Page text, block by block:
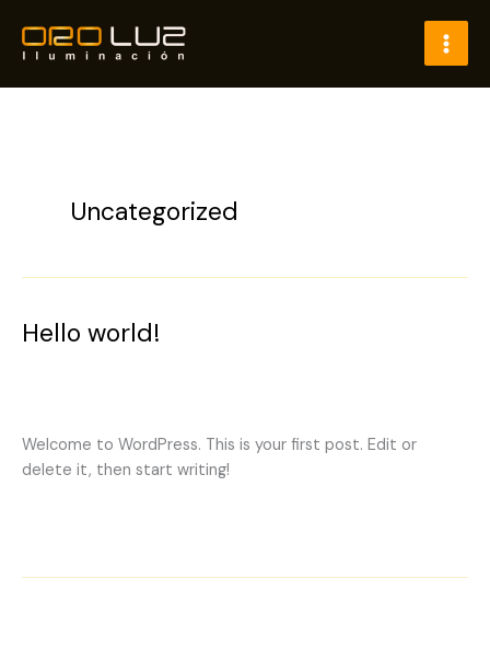
contenido
Uncategorized
Hello world!
Welcome to WordPress. This is your first post. Edit or
delete it, then start writing!